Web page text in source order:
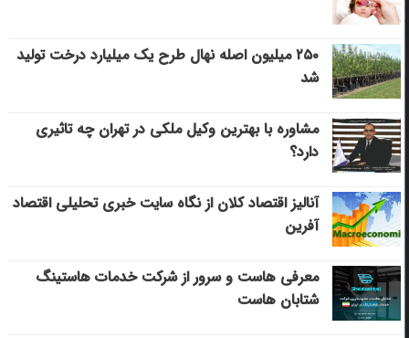
۲۵۰ میلیون اصله نهال طرح یک میلیارد درخت تولید
شد
مشاوره با بهترین وکیل ملکی در تهران چه تاثیری
دارد؟
آنالیز اقتصاد کلان از نگاه سایت خبری تحلیلی اقتصاد
آفرین
معرفی هاست و سرور از شرکت خدمات هاستینگ
شتابان هاست